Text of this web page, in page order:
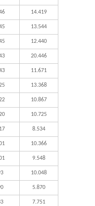
14.419
13.544
12.440
20.446
11.671
13.368
10.867
10.725
8.534
10.366
9.548
10.048
5.870
7.751